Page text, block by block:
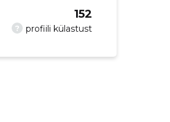
? profiili külastust
152